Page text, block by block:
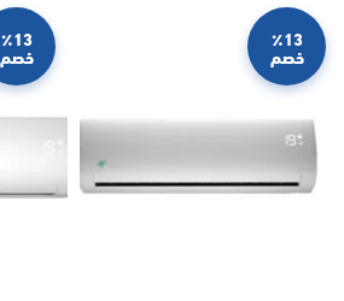
٪13
خصم
٪13
خصم